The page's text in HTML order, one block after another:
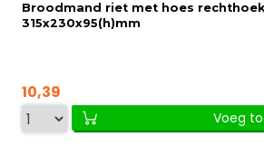
Broodmand riet met hoes
315x230x95(h)mm
10,39
Voeg